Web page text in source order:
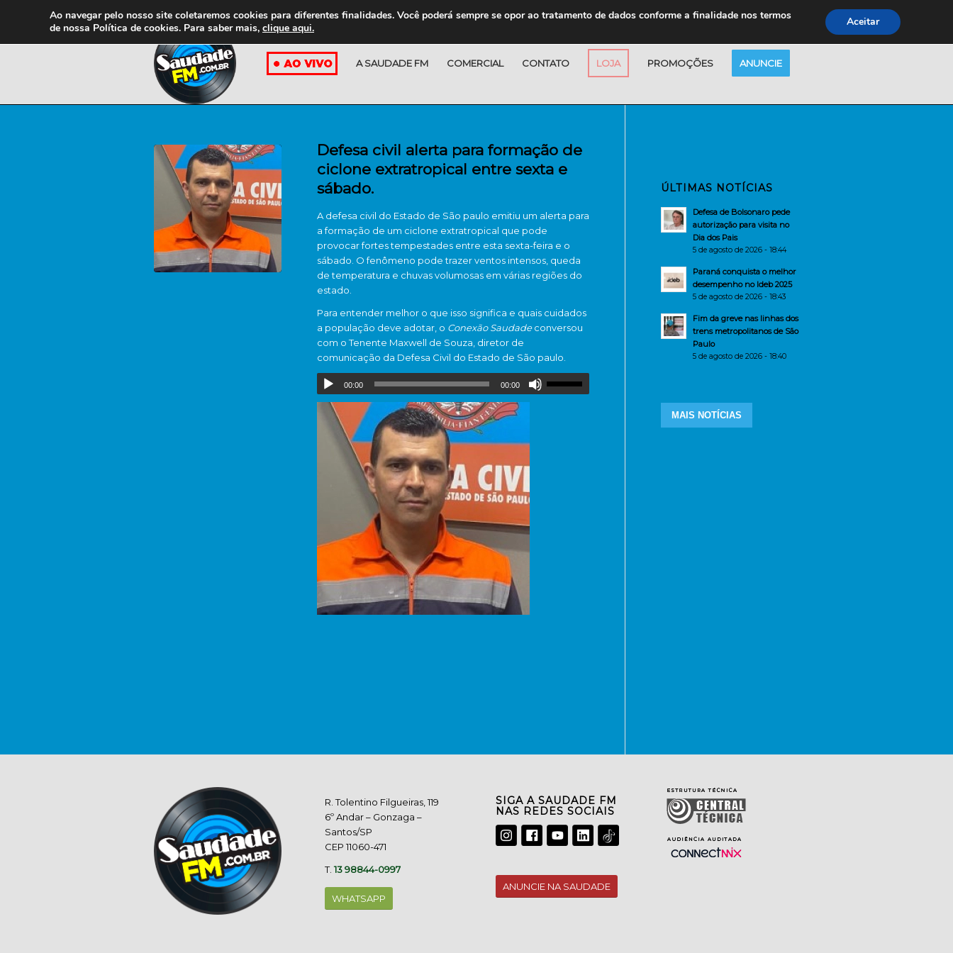
A SAUDADE FM COMERCIAL CONTATO LOJA PROMOÇÕES ANUNCIE
Defesa civil alerta para formação de
ciclone extratropical entre sexta e
sábado.
A defesa civil do Estado de São paulo emitiu um alerta para
a formação de um ciclone extratropical que pode
provocar fortes tempestades entre esta sexta-feira e o
sábado. O fenômeno pode trazer ventos intensos, queda
de temperatura e chuvas volumosas em várias regiões do
estado.
Para entender melhor o que isso significa e quais cuidados
a população deve adotar, o Conexão Saudadeconversou
com o Tenente Maxwell de Souza, diretor de
comunicação da Defesa Civil do Estado de São paulo.
00:00 00:00
ÚLTIMAS NOTÍCIAS
Defesa de Bolsonaro pede
autorização para visita no
Dia dos Pais
5 de agosto de 2026 - 18:44
Paraná conquista o melhor
desempenho no Ideb 2025
5 de agosto de 2026 - 18:43
Fim da greve nas linhas dos
trens metropolitanos de São
Paulo
5 de agosto de 2026 - 18:40
MAIS NOTÍCIAS
R. Tolentino Filgueiras, 119
6º Andar – Gonzaga –
Santos/SP
CEP 11060-471
T.13 98844-0997
WHATSAPP
SIGA A SAUDADE FM
NAS REDES SOCIAIS
ANUNCIE NA SAUDADE
Ao navegar pelo nosso site coletaremos cookies para diferentes finalidades. Você poderá sempre se opor ao tratamento de dados conforme a finalidade nos termos
de nossa Política de cookies. Para saber mais, clique aqui. Aceitar